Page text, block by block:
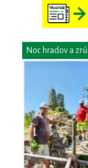
Noc hradov a